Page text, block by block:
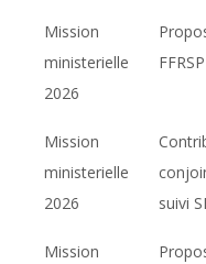
Mission
ministerielle
2026
FFRSP
Mission
ministerielle
2026
suivi
Mission